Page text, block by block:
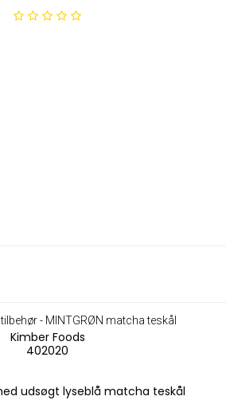
- MINTGRØN matcha teskål
Kimber Foods
402020
udsøgt lyseblå matcha teskål